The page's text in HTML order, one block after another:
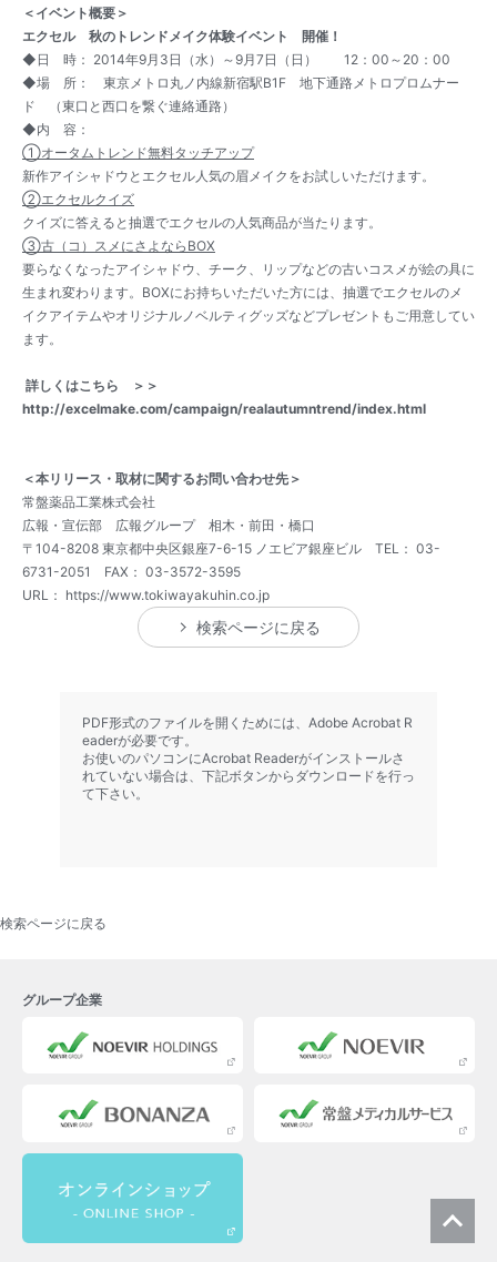
＜イベント概要＞
エクセル 秋のトレンドメイク体験イベント 開催！
◆日 時： 2014年9月3日（水）～9月7日（日） 12：00～20：00
◆場 所： 東京メトロ丸ノ内線新宿駅B1F 地下通路メトロプロムナー
ド （東口と西口を繋ぐ連絡通路）
◆内 容：
①オータムトレンド無料タッチアップ
新作アイシャドウとエクセル人気の眉メイクをお試しいただけます。
②エクセルクイズ
クイズに答えると抽選でエクセルの人気商品が当たります。
③古（コ）スメにさよならBOX
要らなくなったアイシャドウ、チーク、リップなどの古いコスメが絵の具に
生まれ変わります。BOXにお持ちいただいた方には、抽選でエクセルのメ
イクアイテムやオリジナルノベルティグッズなどプレゼントもご用意してい
ます。
詳しくはこちら ＞＞
http://excelmake.com/campaign/realautumntrend/index.html
＜本リリース・取材に関するお問い合わせ先＞
常盤薬品工業株式会社
広報・宣伝部 広報グループ 相木・前田・橋口
〒104-8208 東京都中央区銀座7-6-15 ノエビア銀座ビル TEL： 03-
6731-2051 FAX： 03-3572-3595
URL： https://www.tokiwayakuhin.co.jp
検索ページに戻る
PDF形式のファイルを開くためには、Adobe Acrobat R
eaderが必要です。
お使いのパソコンにAcrobat Readerがインストールさ
れていない場合は、下記ボタンからダウンロードを行っ
て下さい。
検索ページに戻る
グループ企業